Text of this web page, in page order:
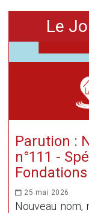
Le
Parution :
n°111 -
Fondations
25 mai 2026
Nouveau